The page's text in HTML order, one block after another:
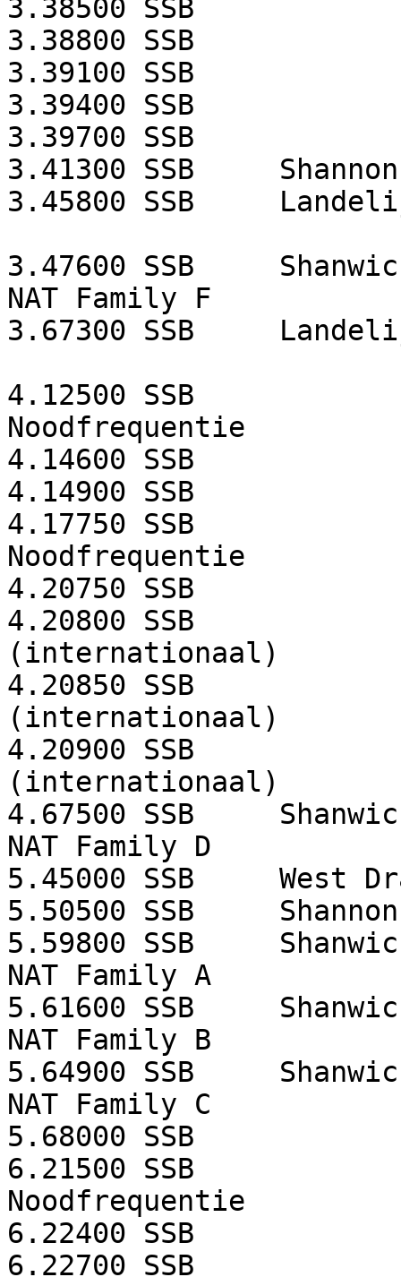
3.38500
SSB
3.38800
SSB
3.39100
SSB
3.39400
SSB
3.39700
SSB
3.41300
SSB
Shannon
3.45800
SSB
3.47600
SSB
NAT Family F
3.67300
SSB
4.12500
SSB
Noodfrequentie
4.14600
SSB
4.14900
SSB
4.17750
SSB
Noodfrequentie
4.20750
SSB
4.20800
SSB
(internationaal)
4.20850
SSB
(internationaal)
4.20900
SSB
(internationaal)
4.67500
SSB
NAT Family D
5.45000
SSB
West
5.50500
SSB
Shannon
5.59800
SSB
NAT Family A
5.61600
SSB
NAT Family B
5.64900
SSB
NAT Family C
5.68000
SSB
6.21500
SSB
Noodfrequentie
6.22400
SSB
6.22700
SSB